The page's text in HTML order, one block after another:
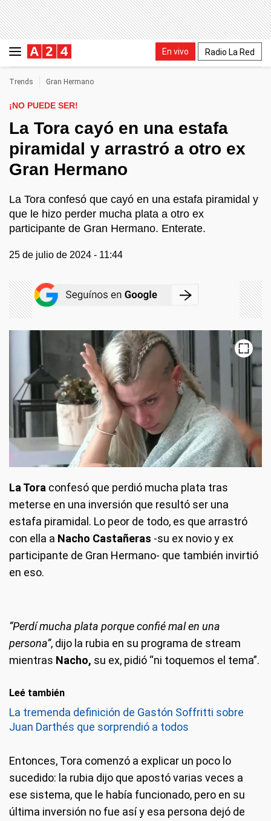
En vivo Radio La Red
Trends Gran Hermano
¡NO PUEDE SER!
La Tora cayó en una estafa
piramidal y arrastró a otro ex
Gran Hermano
La Tora confesó que cayó en una estafa piramidal y
que le hizo perder mucha plata a otro ex
participante de Gran Hermano. Enterate.
25 de julio de 2024 - 11:44
La Tora confesó que perdió mucha plata tras
meterse en una inversión que resultó ser una
estafa piramidal. Lo peor de todo, es que arrastró
con ella a Nacho Castañeras -su ex novio y ex
participante de Gran Hermano- que también invirtió
en eso.
“Perdí mucha plata porque confié mal en una
persona”, dijo la rubia en su programa de stream
mientras Nacho, su ex, pidió “ni toquemos el tema”.
Leé también
La tremenda definición de Gastón Soffritti sobre
Juan Darthés que sorprendió a todos
Entonces, Tora comenzó a explicar un poco lo
sucedido: la rubia dijo que apostó varias veces a
ese sistema, que le había funcionado, pero en su
última inversión no fue así y esa persona dejó de